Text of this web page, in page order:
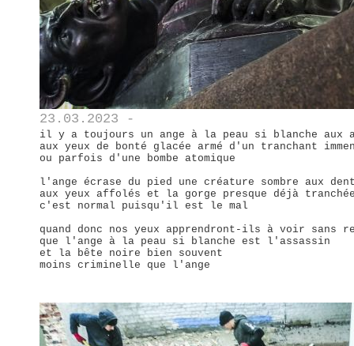
23.03.2023 -
il y a toujours un ange à la peau si blanche aux
aux yeux de bonté glacée armé d'un tranchant
ou parfois d'une bombe atomique
l'ange écrase du pied une créature sombre aux
aux yeux affolés et la gorge presque déjà
c'est normal puisqu'il est le mal
quand donc nos yeux apprendront-ils à voir sans
que l'ange à la peau si blanche est l'assassin
et la bête noire bien souvent
moins criminelle que l'ange